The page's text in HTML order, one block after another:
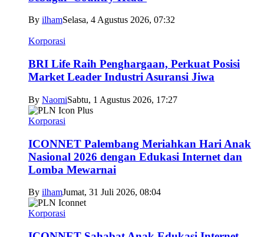
By ilhamSelasa, 4 Agustus 2026, 07:32
Korporasi
BRI Life Raih Penghargaan, Perkuat Posisi
Market Leader Industri Asuransi Jiwa
By NaomiSabtu, 1 Agustus 2026, 17:27
Korporasi
ICONNET Palembang Meriahkan Hari Anak
Nasional 2026 dengan Edukasi Internet dan
Lomba Mewarnai
By ilhamJumat, 31 Juli 2026, 08:04
Korporasi